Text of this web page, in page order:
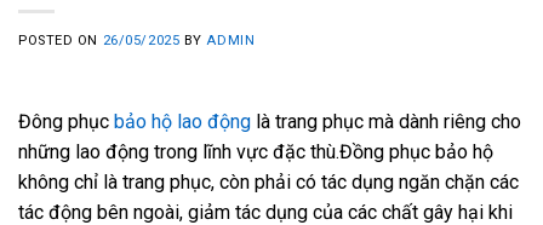
POSTED ON 26/05/2025 BY ADMIN
Đông phục bảo hộ lao động là trang phục mà dành riêng cho
những lao động trong lĩnh vực đặc thù.Đồng phục bảo hộ
không chỉ là trang phục, còn phải có tác dụng ngăn chặn các
tác động bên ngoài, giảm tác dụng của các chất gây hại khi